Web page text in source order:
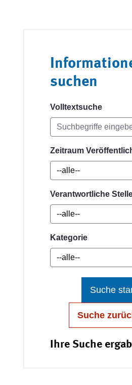
suchen
Volltextsuche
Zeitraum
Verantwortliche
Kategorie
Suche
Suche
Ihre Suche